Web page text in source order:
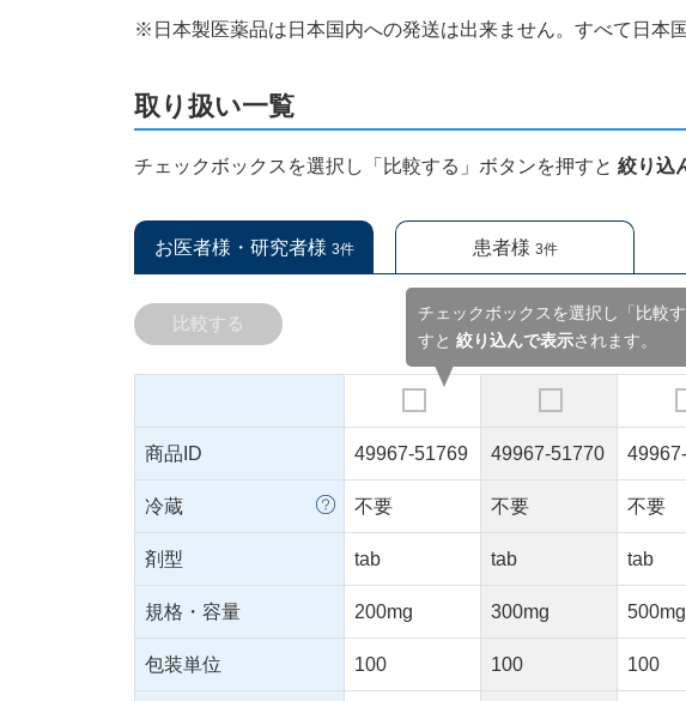
※日本製医薬品は日本国内への発送は出来ません。すべて日本
取り扱い一覧
チェックボックスを選択し「比較する」ボタンを押すと絞り込
お医者様・研究者様 3件 患者様 3件
チェックボックスを選択し「比較
すと絞り込んで表示されます。
比較する
商品ID 49967-51769 49967-51770
冷蔵 不要 不要 不要
剤型 tab tab tab
規格・容量 200mg 300mg 500mg
包装単位 100 100 100